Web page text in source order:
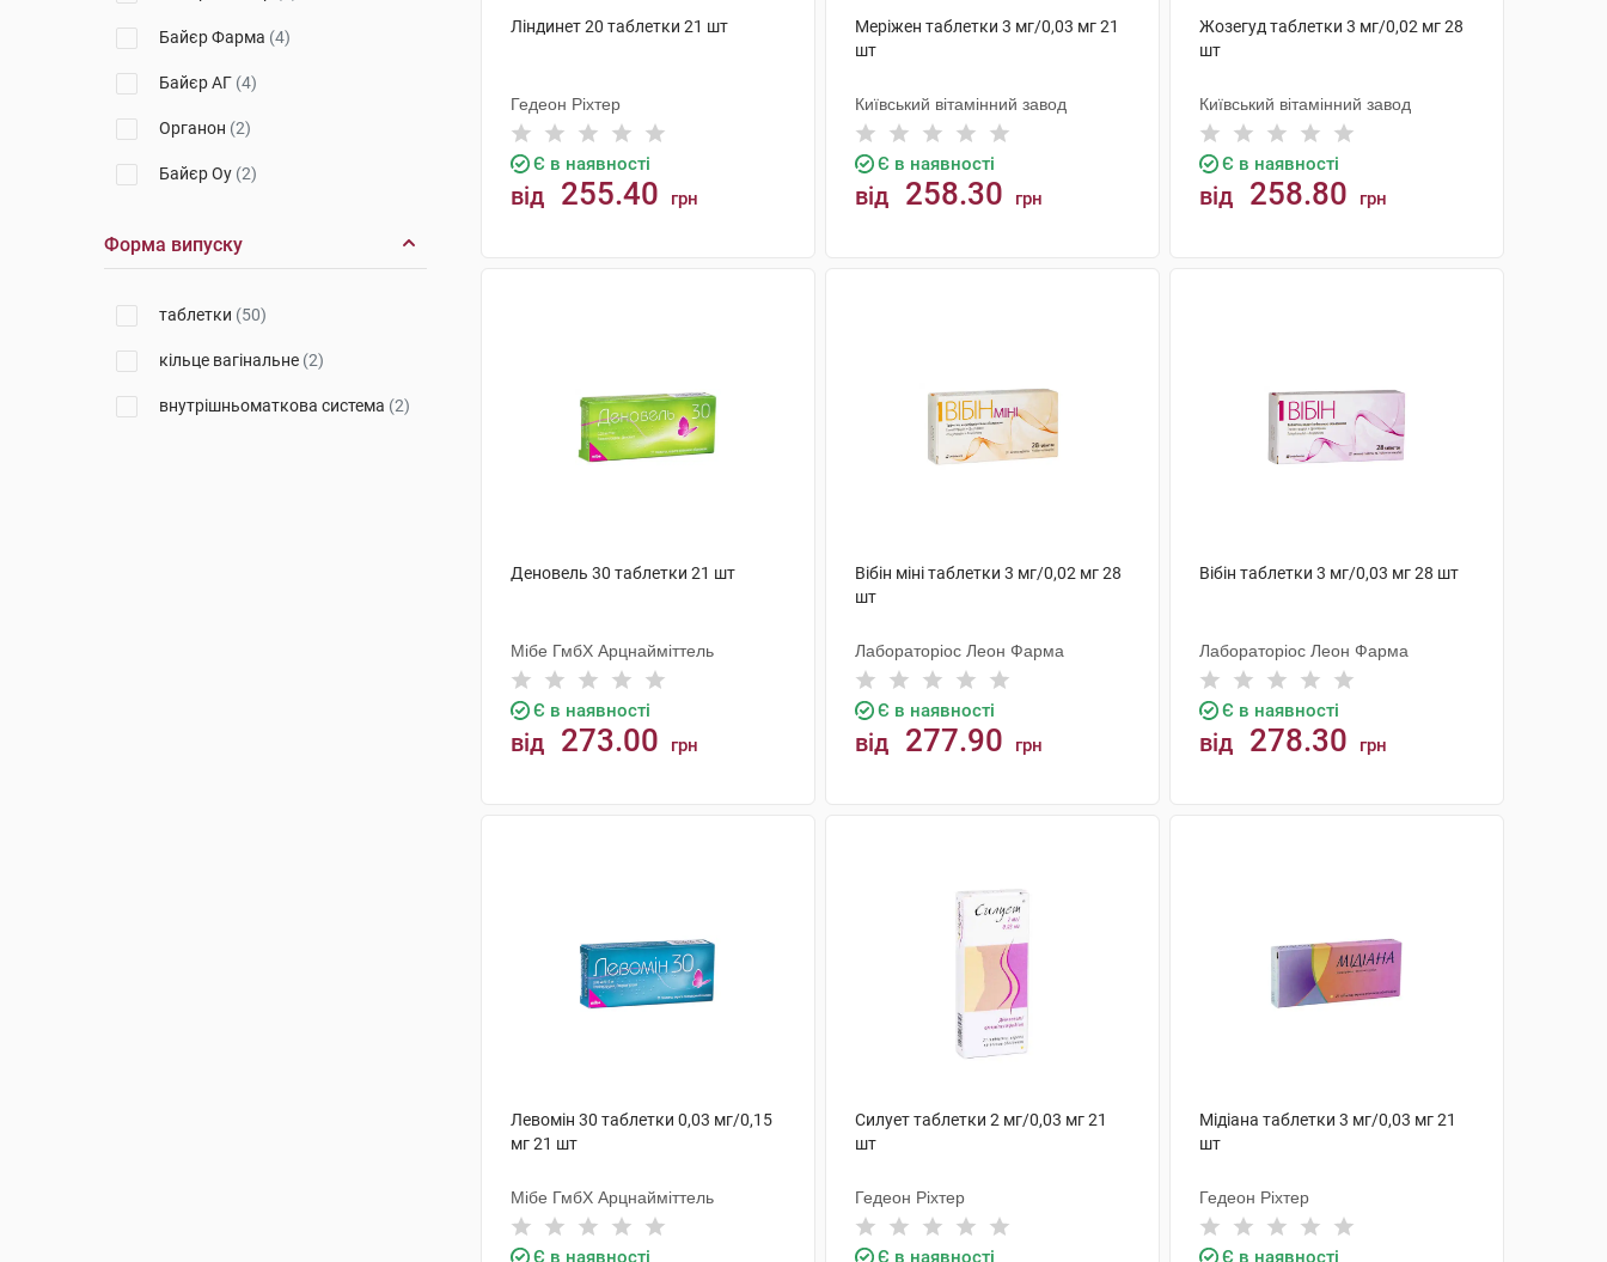
Байєр Фарма (4)
Байєр АГ (4)
Органон (2)
Байєр Оу (2)
Форма випуску
таблетки (50)
кільце вагінальне (2)
внутрішньоматкова система (2)
Ліндинет 20 таблетки 21 шт
Гедеон Ріхтер
Є в наявності
від 255.40 грн
Меріжен таблетки 3 мг/0,03 мг 21
шт
Київський вітамінний завод
Є в наявності
від 258.30 грн
Жозегуд таблетки 3 мг/0,02 мг 28
шт
Київський вітамінний завод
Є в наявності
від 258.80 грн
Деновель 30 таблетки 21 шт
Мібе ГмбХ Арцнайміттель
Є в наявності
від 273.00 грн
Вібін міні таблетки 3 мг/0,02 мг 28
шт
Лабораторіос Леон Фарма
Є в наявності
від 277.90 грн
Вібін таблетки 3 мг/0,03 мг 28 шт
Лабораторіос Леон Фарма
Є в наявності
від 278.30 грн
Левомін 30 таблетки 0,03 мг/0,15
мг 21 шт
Мібе ГмбХ Арцнайміттель
Є в наявності
Силует таблетки 2 мг/0,03 мг 21
шт
Гедеон Ріхтер
Є в наявності
Мiдіана таблетки 3 мг/0,03 мг 21
шт
Гедеон Ріхтер
Є в наявності